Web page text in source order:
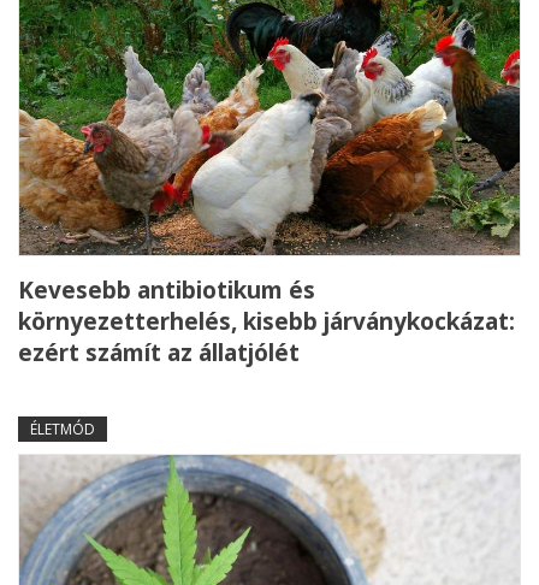
Kevesebb antibiotikum és
környezetterhelés, kisebb járványkockázat:
ezért számít az állatjólét
ÉLETMÓD